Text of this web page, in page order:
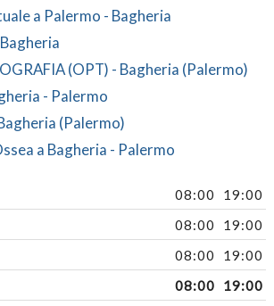
a Palermo - Bagheria
(OPT) - Bagheria (Palermo)
- Palermo
(Palermo)
a Bagheria - Palermo
08:00 19:00
08:00 19:00
08:00 19:00
08:00 19:00